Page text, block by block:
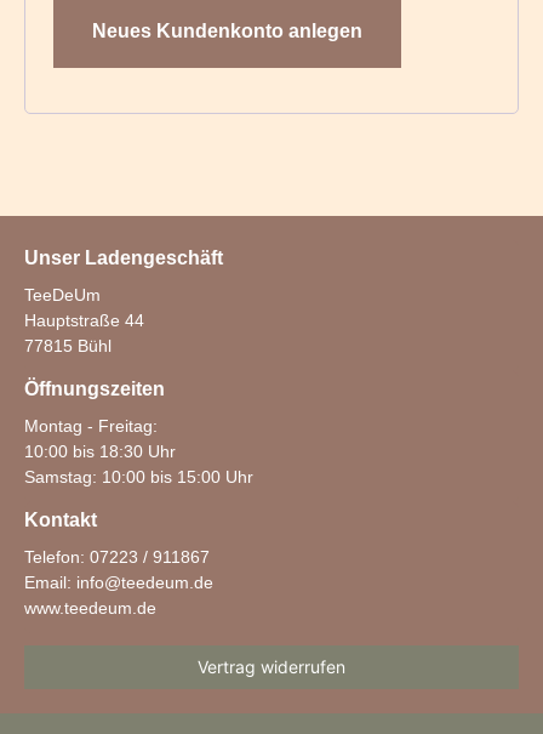
Neues Kundenkonto anlegen
Unser Ladengeschäft
TeeDeUm
Hauptstraße 44
77815 Bühl
Öffnungszeiten
Montag - Freitag:
10:00 bis 18:30 Uhr
Samstag: 10:00 bis 15:00 Uhr
Kontakt
Telefon: 07223 / 911867
Email: info@teedeum.de
www.teedeum.de
Vertrag widerrufen